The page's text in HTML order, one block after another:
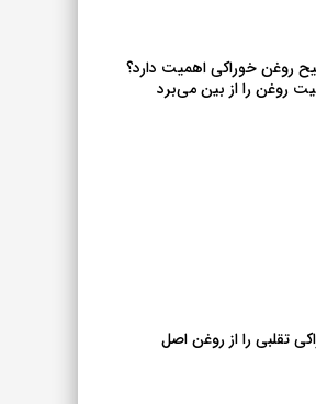
روغن خوراکی اهمیت دارد؟
روغن را از بین می‌برد
تقلبی را از روغن اصل